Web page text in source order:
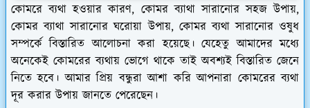
কোমরে ব্যথা হওয়ার কারণ, কোমর ব্যাথা সারানোর সহজ উপায়,
কোমর ব্যাথা সারানোর ঘরোয়া উপায়, কোমর ব্যথা সারানোর ওষুধ
সম্পর্কে বিস্তারিত আলোচনা করা হয়েছে। যেহেতু আমাদের মধ্যে
অনেকেই কোমরের ব্যথায় ভোগে থাকে তাই অবশ্যই বিস্তারিত জেনে
নিতে হবে। আমার প্রিয় বন্ধুরা আশা করি আপনারা কোমরের ব্যথা
দূর করার উপায় জানতে পেরেছেন।